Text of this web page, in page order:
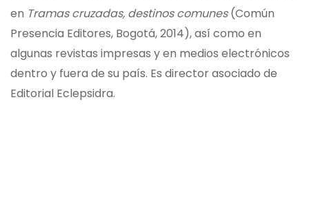
en Tramas cruzadas, destinos comunes(Común
Presencia Editores, Bogotá, 2014), así como en
algunas revistas impresas y en medios electrónicos
dentro y fuera de su país. Es director asociado de
Editorial Eclepsidra.